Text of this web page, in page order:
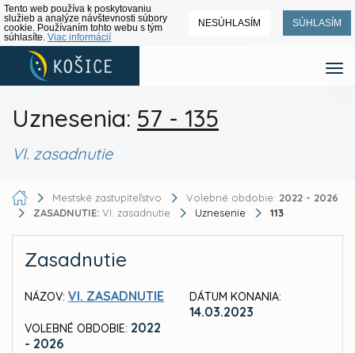
Tento web používa k poskytovaniu
služieb a analýze návštevnosti súbory
cookie. Používaním tohto webu s tým
súhlasíte. Viac informácií
NESÚHLASÍM SÚHLASÍM
Uznesenia: 57 - 135
VI. zasadnutie
Mestské zastupiteľstvo Volebné obdobie: 2022 - 2026
ZASADNUTIE: VI. zasadnutie Uznesenie 113
Zasadnutie
NÁZOV: VI. ZASADNUTIE
VOLEBNÉ OBDOBIE: 2022
- 2026
DÁTUM KONANIA:
14.03.2023